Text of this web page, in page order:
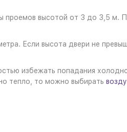
проемов высотой от 3 до 3,5 м.
Если высота двери не
избежать попадания
тепло, то можно выбирать